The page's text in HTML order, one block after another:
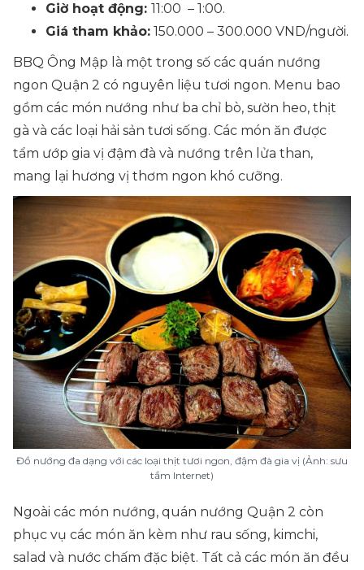
Giờ hoạt động: 11:00 – 1:00.
Giá tham khảo: 150.000 – 300.000 VND/người.
BBQ Ông Mập là một trong số các quán nướng
ngon Quận 2 có nguyên liệu tươi ngon. Menu bao
gồm các món nướng như ba chỉ bò, sườn heo, thịt
gà và các loại hải sản tươi sống. Các món ăn được
tẩm ướp gia vị đậm đà và nướng trên lửa than,
mang lại hương vị thơm ngon khó cưỡng.
Đồ nướng đa dạng với các loại thịt tươi ngon, đậm đà gia vị (Ảnh: sưu
tầm Internet)
Ngoài các món nướng, quán nướng Quận 2 còn
phục vụ các món ăn kèm như rau sống, kimchi,
salad và nước chấm đặc biệt. Tất cả các món ăn đều